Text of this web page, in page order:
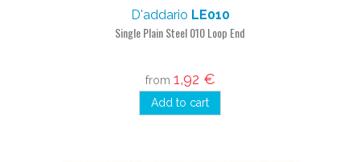
D'addario LE010
Single Plain Steel 010 Loop End
from 1,92 €
Add to cart